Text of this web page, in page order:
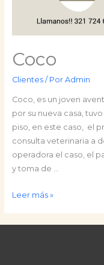
Coco
Clientes/ Por Admin
Coco, es un joven
por su nueva casa,
piso, en este caso, el
consulta veterinaria a
operadora el caso, el
y toma de …
Coco
Leer más »